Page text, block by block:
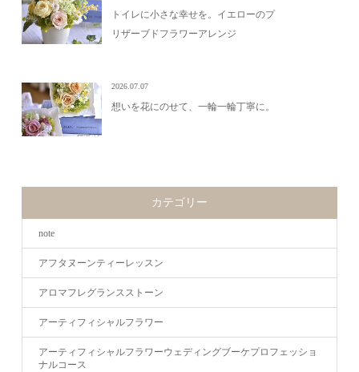
トイレに小さな幸せを。イエローのプ
リザーブドフラワーアレンジ
2026.07.07
想いを花にのせて、一輪一輪丁寧に。
カテゴリー
note
アフタヌーンティーレッスン
アロマフレグランスストーン
アーティフィシャルフラワー
アーティフィシャルフラワーウェディングブーケプロフェッショ
ナルコース